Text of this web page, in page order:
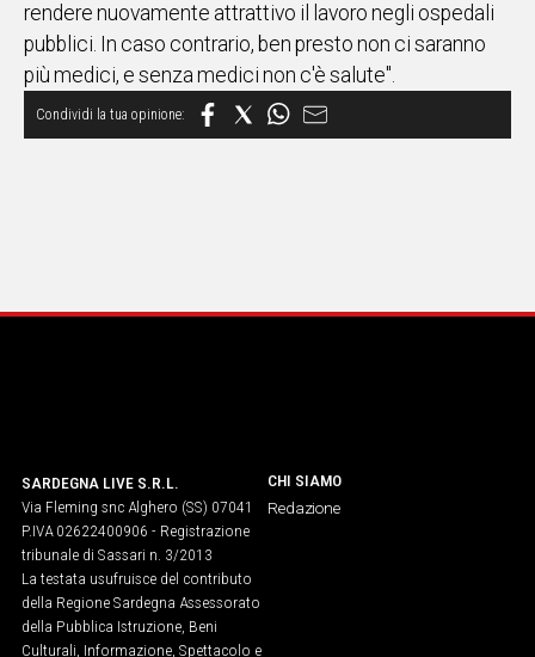
rendere nuovamente attrattivo il lavoro negli ospedali
pubblici. In caso contrario, ben presto non ci saranno
più medici, e senza medici non c'è salute".
SARDEGNA LIVE S.R.L.
Via Fleming snc Alghero (SS) 07041
P.IVA 02622400906 - Registrazione
tribunale di Sassari n. 3/2013
La testata usufruisce del contributo
della Regione Sardegna Assessorato
della Pubblica Istruzione, Beni
Culturali, Informazione, Spettacolo e
CHI SIAMO
Redazione